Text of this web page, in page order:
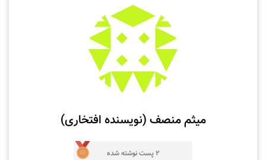
میثم منصف (نویسنده افتخاری)
2 پست نوشته شده